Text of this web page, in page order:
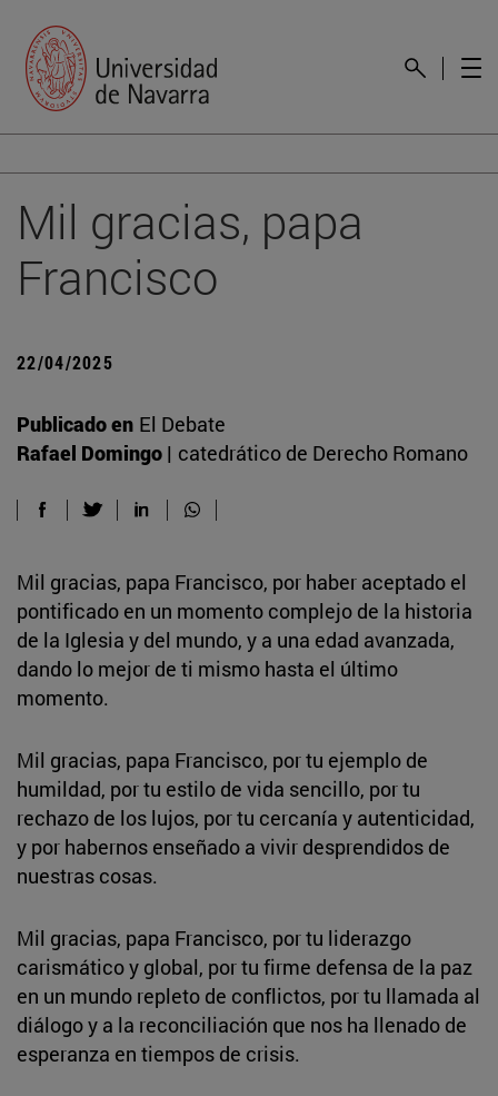
Mil gracias, papa
Francisco
22/04/2025
Publicado en El Debate
Rafael Domingo | catedrático de Derecho Romano
Mil gracias, papa Francisco, por haber aceptado el
pontificado en un momento complejo de la historia
de la Iglesia y del mundo, y a una edad avanzada,
dando lo mejor de ti mismo hasta el último
momento.
Mil gracias, papa Francisco, por tu ejemplo de
humildad, por tu estilo de vida sencillo, por tu
rechazo de los lujos, por tu cercanía y autenticidad,
y por habernos enseñado a vivir desprendidos de
nuestras cosas.
Mil gracias, papa Francisco, por tu liderazgo
carismático y global, por tu firme defensa de la paz
en un mundo repleto de conflictos, por tu llamada al
diálogo y a la reconciliación que nos ha llenado de
esperanza en tiempos de crisis.